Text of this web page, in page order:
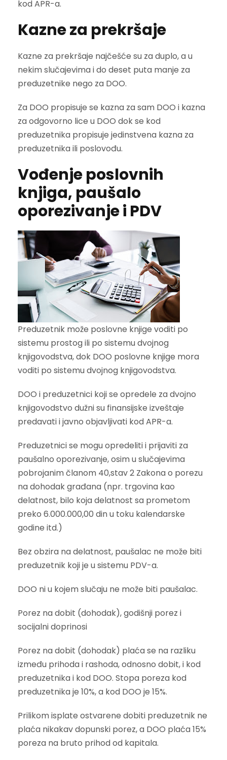
kod APR-a.
Kazne za prekršaje
Kazne za prekršaje najčešće su za duplo, a u
nekim slučajevima i do deset puta manje za
preduzetnike nego za DOO.
Za DOO propisuje se kazna za sam DOO i kazna
za odgovorno lice u DOO dok se kod
preduzetnika propisuje jedinstvena kazna za
preduzetnika ili poslovođu.
Vođenje poslovnih
knjiga, paušalo
oporezivanje i PDV
Preduzetnik može poslovne knjige voditi po
sistemu prostog ili po sistemu dvojnog
knjigovodstva, dok DOO poslovne knjige mora
voditi po sistemu dvojnog knjigovodstva.
DOO i preduzetnici koji se opredele za dvojno
knjigovodstvo dužni su finansijske izveštaje
predavati i javno objavljivati kod APR-a.
Preduzetnici se mogu opredeliti i prijaviti za
paušalno oporezivanje, osim u slučajevima
pobrojanim članom 40,stav 2 Zakona o porezu
na dohodak građana (npr. trgovina kao
delatnost, bilo koja delatnost sa prometom
preko 6.000.000,00 din u toku kalendarske
godine itd.)
Bez obzira na delatnost, paušalac ne može biti
preduzetnik koji je u sistemu PDV-a.
DOO ni u kojem slučaju ne može biti paušalac.
Porez na dobit (dohodak), godišnji porez i
socijalni doprinosi
Porez na dobit (dohodak) plaća se na razliku
između prihoda i rashoda, odnosno dobit, i kod
preduzetnika i kod DOO. Stopa poreza kod
preduzetnika je 10%, a kod DOO je 15%.
Prilikom isplate ostvarene dobiti preduzetnik ne
plaća nikakav dopunski porez, a DOO plaća 15%
poreza na bruto prihod od kapitala.